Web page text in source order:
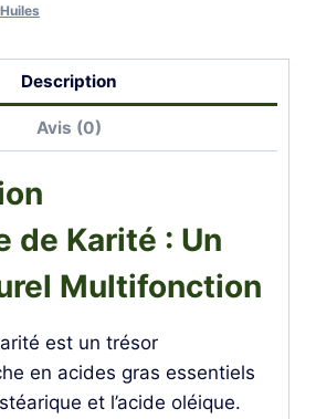
Description
Avis (0)
de Karité : Un
Multifonction
est un trésor
en acides gras essentiels
et l’acide oléique.